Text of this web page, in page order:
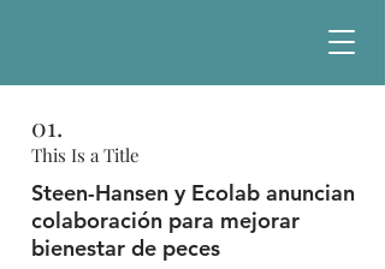
01.
This Is a Title
Steen-Hansen y Ecolab anuncian
colaboración para mejorar
bienestar de peces